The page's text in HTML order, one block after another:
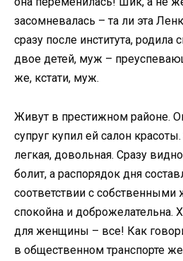
засомневалась – та ли эта
сразу после института, родила
двое детей, муж –
же, кстати, муж.
Живут в престижном районе.
супруг купил ей салон
легкая, довольная. Сразу
болит, а распорядок дня
соответствии с
спокойна и доброжелательна.
для женщины – все! Как
в общественном транспорте